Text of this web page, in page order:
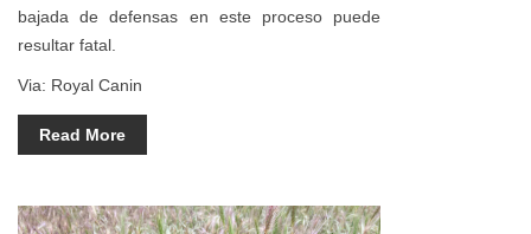
bajada de defensas en este proceso puede
resultar fatal.
Via: Royal Canin
Read More